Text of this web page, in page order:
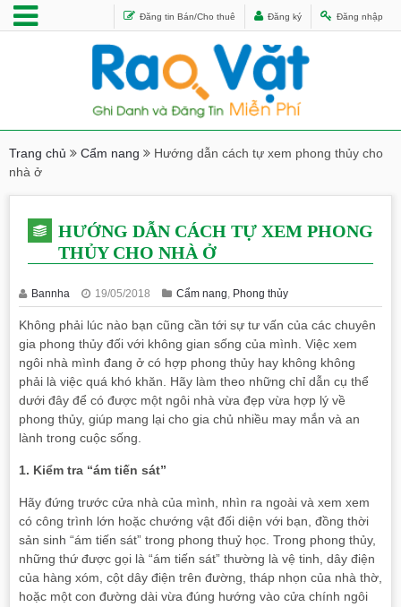
Đăng tin Bán/Cho thuê Đăng ký Đăng nhập
Trang chủ Cẩm nang
Hướng dẫn cách tự xem phong thủy cho
nhà ở
HƯỚNG DẪN CÁCH TỰ XEM PHONG
THỦY CHO NHÀ Ở
Bannha 19/05/2018 Cẩm nang, Phong thủy
Không phải lúc nào bạn cũng cần tới sự tư vấn của các chuyên
gia phong thủy đối với không gian sống của mình. Việc xem
ngôi nhà mình đang ở có hợp phong thủy hay không không
phải là việc quá khó khăn. Hãy làm theo những chỉ dẫn cụ thể
dưới đây để có được một ngôi nhà vừa đẹp vừa hợp lý về
phong thủy, giúp mang lại cho gia chủ nhiều may mắn và an
lành trong cuộc sống.
1. Kiểm tra “ám tiến sát”
Hãy đứng trước cửa nhà của mình, nhìn ra ngoài và xem xem
có công trình lớn hoặc chướng vật đối diện với bạn, đồng thời
sản sinh “ám tiến sát” trong phong thuỷ học. Trong phong thủy,
những thứ được gọi là “ám tiến sát” thường là vệ tinh, dây điện
của hàng xóm, cột dây điện trên đường, tháp nhọn của nhà thờ,
hoặc một con đường dài vừa đúng hướng vào cửa chính ngôi